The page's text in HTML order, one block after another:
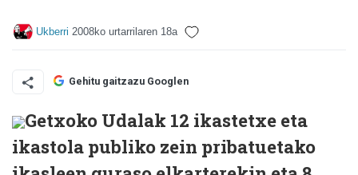
Ukberri 2008ko urtarrilaren 18a
Gehitu gaitzazu Googlen
Getxoko Udalak 12 ikastetxe eta
ikastola publiko zein pribatuetako